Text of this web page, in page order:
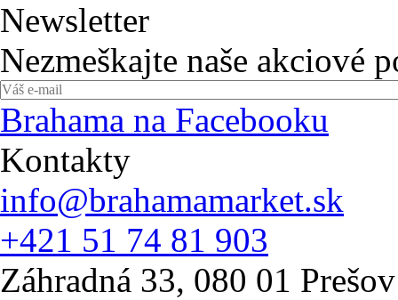
Newsletter
Nezmeškajte naše akciové
Brahama na Facebooku
Kontakty
info@brahamamarket.sk
+421 51 74 81 903
Záhradná 33, 080 01 Prešov